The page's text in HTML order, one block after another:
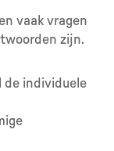
vaak vragen
zijn.
de individuele